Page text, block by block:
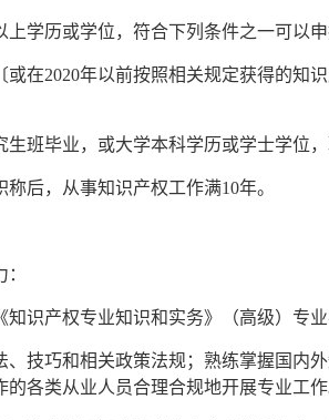
学历或学位，符合下列条件之一可以申
在2020年以前按照相关规定获得的知
班毕业，或大学本科学历或学士学位
后，从事知识产权工作满10年。
识产权专业知识和实务》（高级）专业
技巧和相关政策法规；熟练掌握国内
各类从业人员合理合规地开展专业工作